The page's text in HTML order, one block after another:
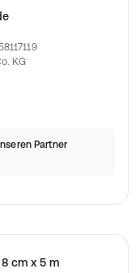
KG
m
Partner
cm x 5 m